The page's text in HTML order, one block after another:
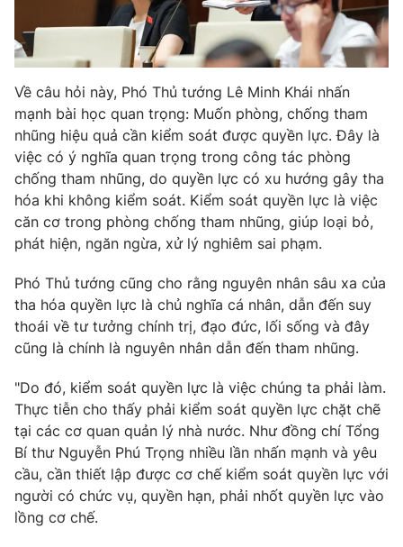
Về câu hỏi này, Phó Thủ tướng Lê Minh Khái nhấn
mạnh bài học quan trọng: Muốn phòng, chống tham
nhũng hiệu quả cần kiểm soát được quyền lực. Đây là
việc có ý nghĩa quan trọng trong công tác phòng
chống tham nhũng, do quyền lực có xu hướng gây tha
hóa khi không kiểm soát. Kiểm soát quyền lực là việc
căn cơ trong phòng chống tham nhũng, giúp loại bỏ,
phát hiện, ngăn ngừa, xử lý nghiêm sai phạm.
Phó Thủ tướng cũng cho rằng nguyên nhân sâu xa của
tha hóa quyền lực là chủ nghĩa cá nhân, dẫn đến suy
thoái về tư tưởng chính trị, đạo đức, lối sống và đây
cũng là chính là nguyên nhân dẫn đến tham nhũng.
"Do đó, kiểm soát quyền lực là việc chúng ta phải làm.
Thực tiễn cho thấy phải kiểm soát quyền lực chặt chẽ
tại các cơ quan quản lý nhà nước. Như đồng chí Tổng
Bí thư Nguyễn Phú Trọng nhiều lần nhấn mạnh và yêu
cầu, cần thiết lập được cơ chế kiểm soát quyền lực với
người có chức vụ, quyền hạn, phải nhốt quyền lực vào
lồng cơ chế.